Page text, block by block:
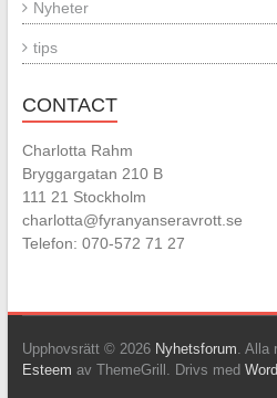
Nyheter
tips
CONTACT
Charlotta Rahm
Bryggargatan 210 B
111 21 Stockholm
charlotta@fyranyanseravrott.se
Telefon: 070-572 71 27
Upphovsrätt © 2026 Nyhetsforum. Alla
Esteem av ThemeGrill. Drivs med